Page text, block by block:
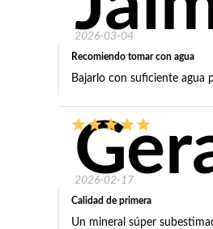
2026-03-04
Recomiendo tomar con agua
Bajarlo con suficiente agua
2026-02-17
Calidad de primera
Un mineral súper